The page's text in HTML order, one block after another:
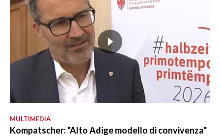
MULTIMEDIA
Kompatscher: "Alto Adige modello di convivenza"